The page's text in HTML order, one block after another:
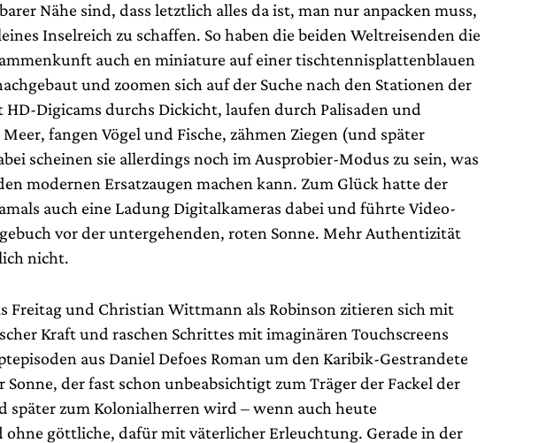
Nähe sind, dass letztlich alles da ist, man nur anpacken muss,
Inselreich zu schaffen. So haben die beiden Weltreisenden die
auch en miniature auf einer tischtennisplattenblauen
und zoomen sich auf der Suche nach den Stationen der
HD-Digicams durchs Dickicht, laufen durch Palisaden und
fangen Vögel und Fische, zähmen Ziegen (und später
scheinen sie allerdings noch im Ausprobier-Modus zu sein, was
modernen Ersatzaugen machen kann. Zum Glück hatte der
auch eine Ladung Digitalkameras dabei und führte Video-
vor der untergehenden, roten Sonne. Mehr Authentizität
nicht.
Freitag und Christian Wittmann als Robinson zitieren sich mit
Kraft und raschen Schrittes mit imaginären Touchscreens
aus Daniel Defoes Roman um den Karibik-Gestrandete
Sonne, der fast schon unbeabsichtigt zum Träger der Fackel der
später zum Kolonialherren wird – wenn auch heute
ohne göttliche, dafür mit väterlicher Erleuchtung. Gerade in der